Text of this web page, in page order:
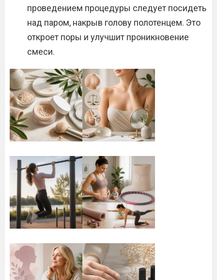
проведением процедуры следует посидеть
над паром, накрыв голову полотенцем. Это
откроет поры и улучшит проникновение
смеси.